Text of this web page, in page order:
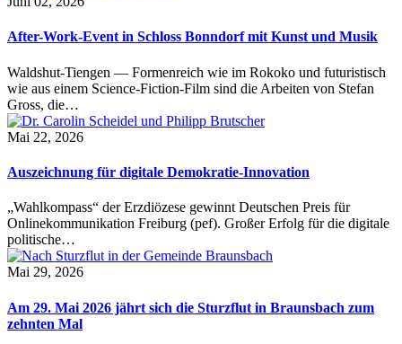
After-Work-Event in Schloss Bonndorf mit Kunst und Musik
Waldshut-Tiengen — Formenreich wie im Rokoko und futuristisch
wie aus einem Science-Fiction-Film sind die Arbeiten von Stefan
Gross, die…
Mai 22, 2026
Auszeichnung für digitale Demokratie-Innovation
„Wahlkompass“ der Erzdiözese gewinnt Deutschen Preis für
Onlinekommunikation Freiburg (pef). Großer Erfolg für die digitale
politische…
Mai 29, 2026
Am 29. Mai 2026 jährt sich die Sturzflut in Braunsbach zum
zehnten Mal